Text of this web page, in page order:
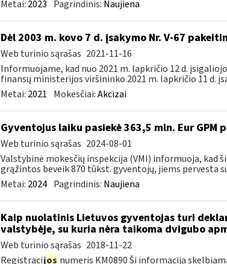
Metai: 2023 Pagrindinis: Naujiena
Dėl 2003 m. kovo 7 d. įsakymo Nr. V-67
Web turinio sąrašas 2021-11-16
Informuojame, kad nuo 2021 m. lapkričio 12 d.
finansų ministerijos viršininko 2021 m. lapkričio 11 d.
Metai: 2021 Mokesčiai:Akcizai
Gyventojus laiku pasiekė 363,5 mln. Eur GPM
Web turinio sąrašas 2024-08-01
Valstybinė mokesčių inspekcija (VMI) informuoja, kad
grąžintos beveik 870 tūkst. gyventojų, jiems pervesta
Metai: 2024 Pagrindinis: Naujiena
Kaip nuolatinis Lietuvos gyventojas turi
valstybėje, su kuria nėra taikoma dvigubo
Web turinio sąrašas 2018-11-22
Registracijos numeris KM0890 Ši informacija